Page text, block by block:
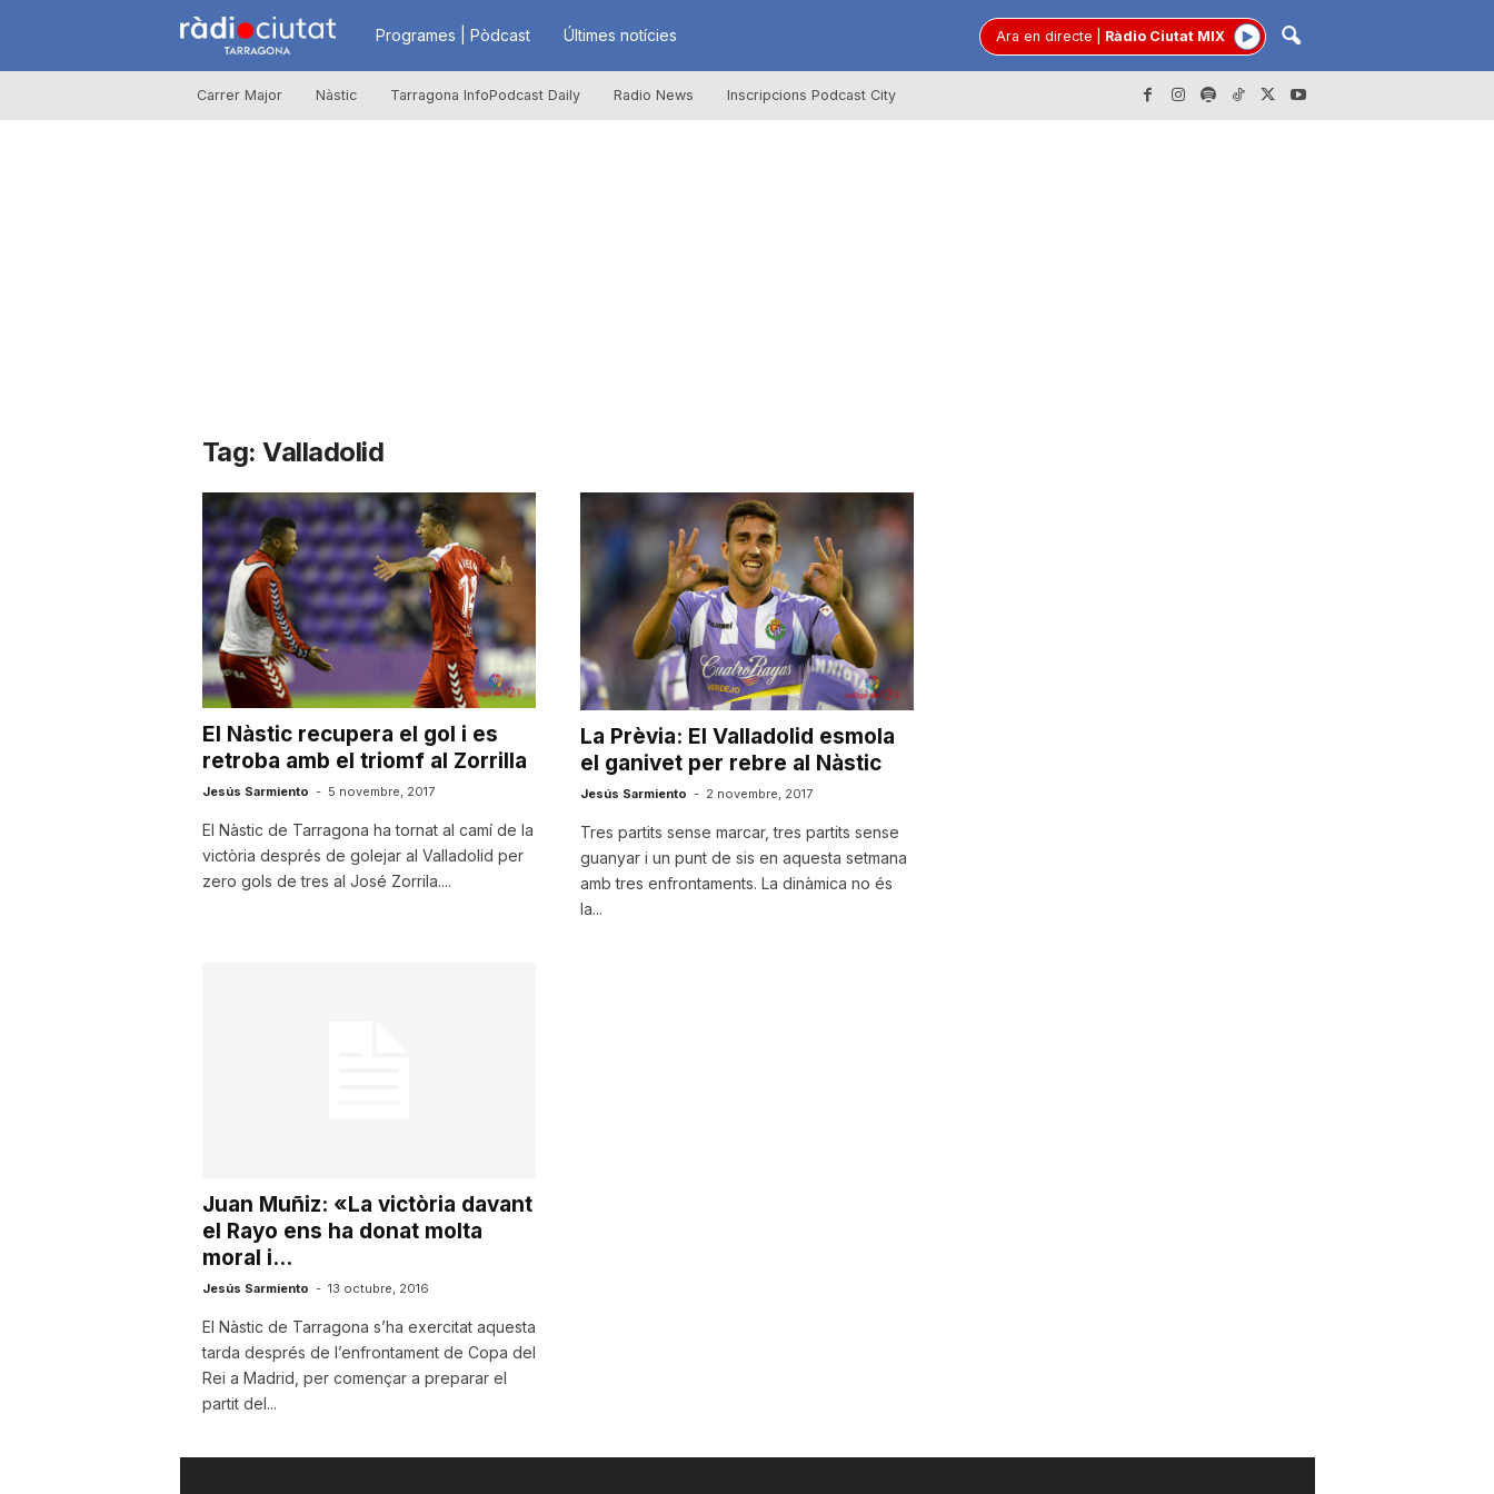
R
à
i
u
t
t
e
a
o
n
Programes | Pòdcast Últimes notícies Ara en directe Ràdio Ciutat MIX
Carrer Major Nàstic Tarragona InfoPodcast Daily Radio News Inscripcions Podcast City
Tag: Valladolid
El Nàstic recupera el gol i es
retroba amb el triomf al Zorrilla
Jesús Sarmiento - 5 novembre, 2017
El Nàstic de Tarragona ha tornat al camí de la
victòria després de golejar al Valladolid per
zero gols de tres al José Zorrila....
La Prèvia: El Valladolid esmola
el ganivet per rebre al Nàstic
Jesús Sarmiento - 2 novembre, 2017
Tres partits sense marcar, tres partits sense
guanyar i un punt de sis en aquesta setmana
amb tres enfrontaments. La dinàmica no és
la...
Juan Muñiz: «La victòria davant
el Rayo ens ha donat molta
moral i...
Jesús Sarmiento - 13 octubre, 2016
El Nàstic de Tarragona s’ha exercitat aquesta
tarda després de l’enfrontament de Copa del
Rei a Madrid, per començar a preparar el
partit del...